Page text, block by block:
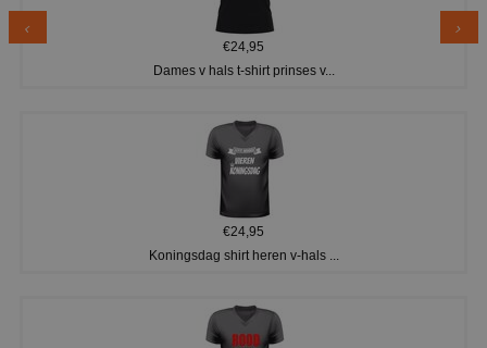
€24,95
Dames v hals t-shirt prinses v...
€24,95
Koningsdag shirt heren v-hals ...